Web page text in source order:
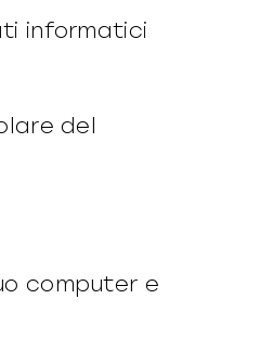
informatici
del
computer e